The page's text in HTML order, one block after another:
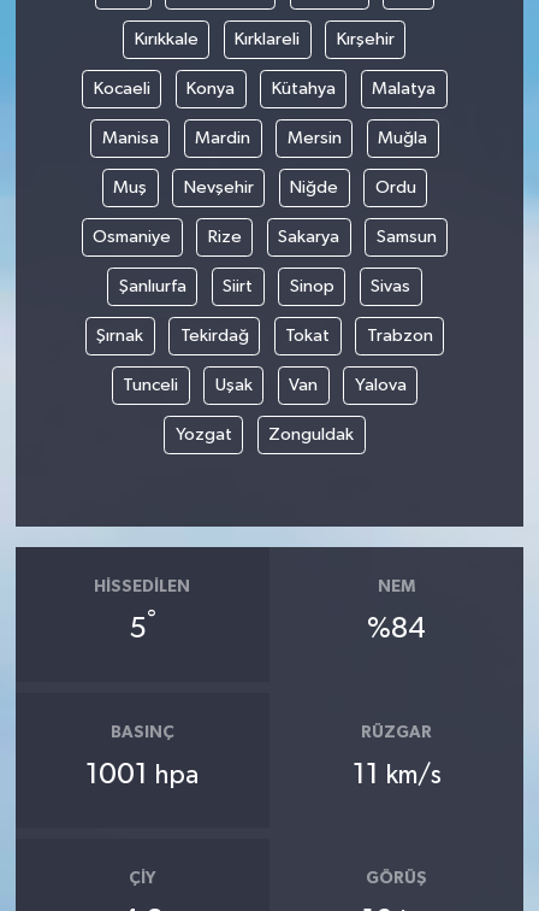
Kırıkkale Kırklareli Kırşehir
Kocaeli Konya Kütahya Malatya
Manisa Mardin Mersin Muğla
Muş Nevşehir Niğde Ordu
Osmaniye Rize Sakarya Samsun
Şanlıurfa Siirt Sinop Sivas
Şırnak Tekirdağ Tokat Trabzon
Tunceli Uşak Van Yalova
Yozgat Zonguldak
HISSEDILEN
5°
NEM
%84
BASINÇ
1001 hpa
RÜZGAR
11 km/s
ÇIY GÖRÜŞ